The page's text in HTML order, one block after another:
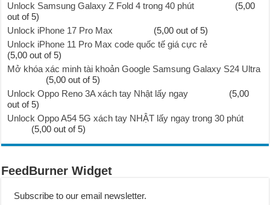
Unlock Samsung Galaxy Z Fold 4 trong 40 phút
(5,00
out of 5)
Unlock iPhone 17 Pro Max
(5,00 out of 5)
Unlock iPhone 11 Pro Max code quốc tế giá cực rẻ
(5,00 out of 5)
Mở khóa xác minh tài khoản Google Samsung Galaxy S24 Ultra
(5,00 out of 5)
Unlock Oppo Reno 3A xách tay Nhật lấy ngay
(5,00
out of 5)
Unlock Oppo A54 5G xách tay NHẬT lấy ngay trong 30 phút
(5,00 out of 5)
FeedBurner Widget
Subscribe to our email newsletter.